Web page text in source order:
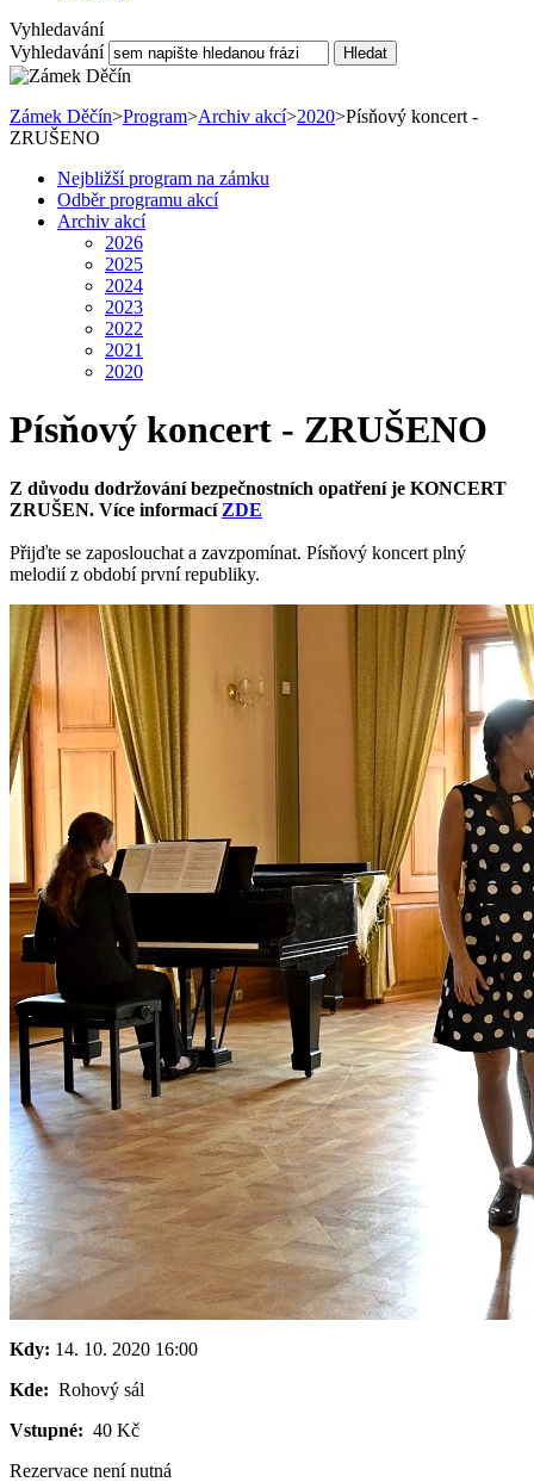
Vyhledavání
Vyhledavání
Hledat
Zámek Děčín>Program>Archiv akcí>2020>Písňový koncert -
ZRUŠENO
Nejbližší program na zámku
Odběr programu akcí
Archiv akcí
2026
2025
2024
2023
2022
2021
2020
Písňový koncert - ZRUŠENO
Z důvodu dodržování bezpečnostních opatření je KONCERT
ZRUŠEN. Více informací ZDE
Přijďte se zaposlouchat a zavzpomínat. Písňový koncert plný
melodií z období první republiky.
Kdy: 14. 10. 2020 16:00
Kde: Rohový sál
Vstupné: 40 Kč
Rezervace není nutná